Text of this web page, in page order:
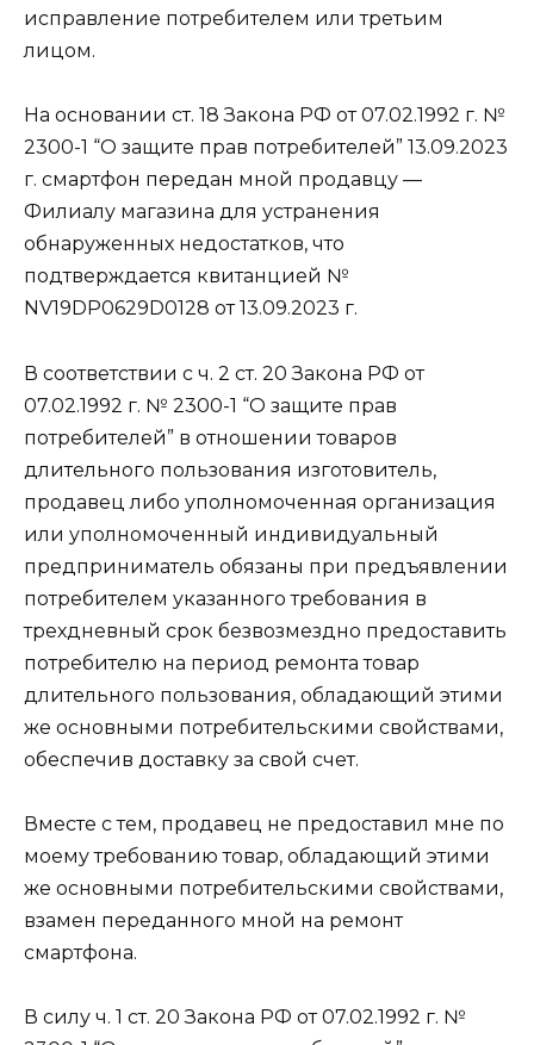
исправление потребителем или третьим
лицом.
На основании ст. 18 Закона РФ от 07.02.1992 г. №
2300-1 “О защите прав потребителей” 13.09.2023
г. смартфон передан мной продавцу —
Филиалу магазина для устранения
обнаруженных недостатков, что
подтверждается квитанцией №
NV19DP0629D0128 от 13.09.2023 г.
В соответствии с ч. 2 ст. 20 Закона РФ от
07.02.1992 г. № 2300-1 “О защите прав
потребителей” в отношении товаров
длительного пользования изготовитель,
продавец либо уполномоченная организация
или уполномоченный индивидуальный
предприниматель обязаны при предъявлении
потребителем указанного требования в
трехдневный срок безвозмездно предоставить
потребителю на период ремонта товар
длительного пользования, обладающий этими
же основными потребительскими свойствами,
обеспечив доставку за свой счет.
Вместе с тем, продавец не предоставил мне по
моему требованию товар, обладающий этими
же основными потребительскими свойствами,
взамен переданного мной на ремонт
смартфона.
В силу ч. 1 ст. 20 Закона РФ от 07.02.1992 г. №